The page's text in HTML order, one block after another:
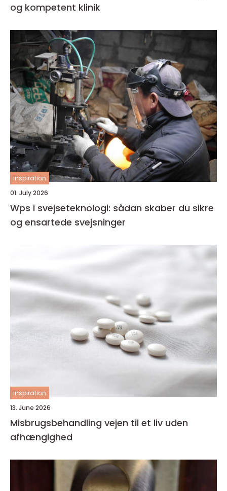
og kompetent klinik
inspiration
01. July 2026
Wps i svejseteknologi: sådan skaber du sikre
og ensartede svejsninger
inspiration
13. June 2026
Misbrugsbehandling vejen til et liv uden
afhængighed